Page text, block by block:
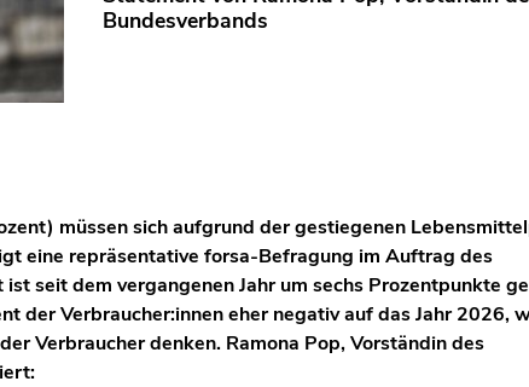
Bundesverbands
müssen sich aufgrund der gestiegenen
eine repräsentative forsa-Befragung im Auftrag des
seit dem vergangenen Jahr um sechs Prozentpunkte
der Verbraucher:innen eher negativ auf das Jahr 2026,
Verbraucher denken. Ramona Pop, Vorständin des